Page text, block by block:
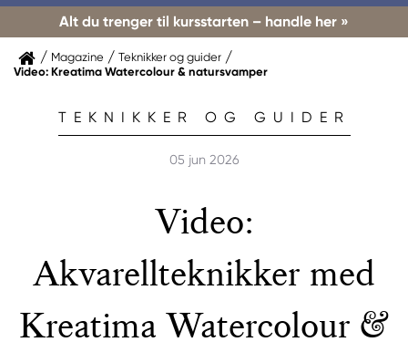
Alt du trenger til kursstarten – handle her »
Magazine
Teknikker og guider
Video: Kreatima Watercolour & natursvamper
TEKNIKKER OG GUIDER
05 jun 2026
Video:
Akvarellteknikker med
Kreatima Watercolour &